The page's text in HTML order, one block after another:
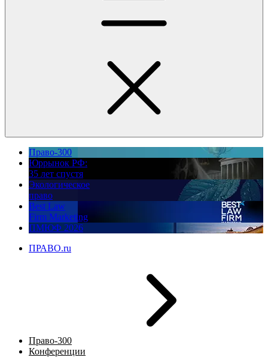
Право-300
Юррынок РФ:
35 лет спустя
Экологическое
право
Best Law
Firm Marketing
ПМЮФ 2026
ПРАВО.ru
Право-300
Конференции